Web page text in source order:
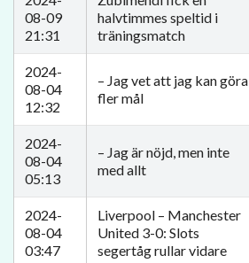
08-09
21:31
halvtimmes speltid i
träningsmatch
2024-
08-04
12:32
– Jag vet att jag kan göra
fler mål
2024-
08-04
05:13
– Jag är nöjd, men inte
med allt
2024-
08-04
03:47
Liverpool – Manchester
United 3-0: Slots
segertåg rullar vidare